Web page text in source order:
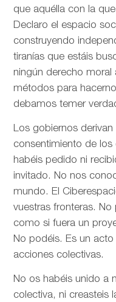
que aquélla con la
Declaro el espacio
construyendo
tiranías que estáis
ningún derecho moral
métodos para
debamos temer
Los gobiernos
consentimiento de
habéis pedido ni
invitado. No nos
mundo. El
vuestras fronteras.
como si fuera un
No podéis. Es un
acciones colectivas.
No os habéis unido a
colectiva, ni creasteis